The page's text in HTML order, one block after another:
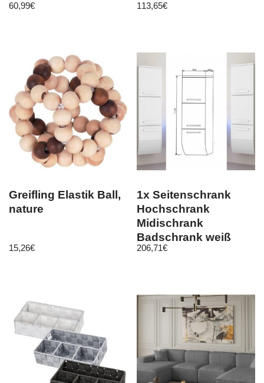
cm
60,99€
Ablage
113,65€
Greifling Elastik Ball,
nature
15,26€
1x Seitenschrank
Hochschrank
Midischrank
Badschrank weiß
Badezimmer
206,71€